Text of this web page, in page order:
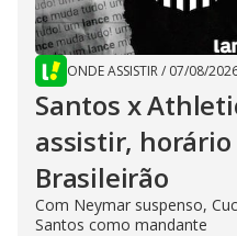
ONDE ASSISTIR/ 07/08/
Santos x
assistir, horário
Brasileirão
Com Neymar suspenso,
Santos como mandante